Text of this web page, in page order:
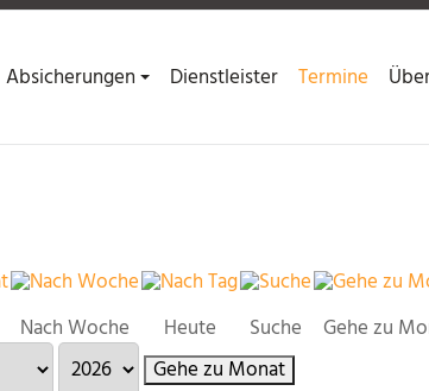
Absicherungen Dienstleister Termine
Nach Woche Heute Suche
Gehe zu
Gehe zu Monat